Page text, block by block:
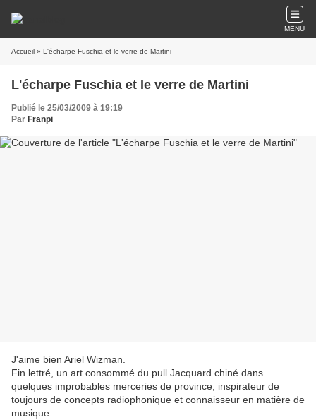
MENU
Accueil » L'écharpe Fuschia et le verre de Martini
L'écharpe Fuschia et le verre de Martini
Publié le 25/03/2009 à 19:19
Par Franpi
J'aime bien Ariel Wizman.
Fin lettré, un art consommé du pull Jacquard chiné dans
quelques improbables merceries de province, inspirateur de
toujours de concepts radiophonique et connaisseur en matière de
musique.